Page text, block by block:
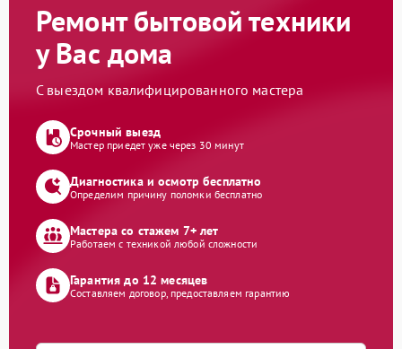
Ремонт бытовой техники
у Вас дома
С выездом квалифицированного мастера
Срочный выезд
Мастер приедет уже через 30 минут
Диагностика и осмотр бесплатно
Определим причину поломки бесплатно
Мастера со стажем 7+ лет
Работаем с техникой любой сложности
Гарантия до 12 месяцев
Составляем договор, предоставляем гарантию